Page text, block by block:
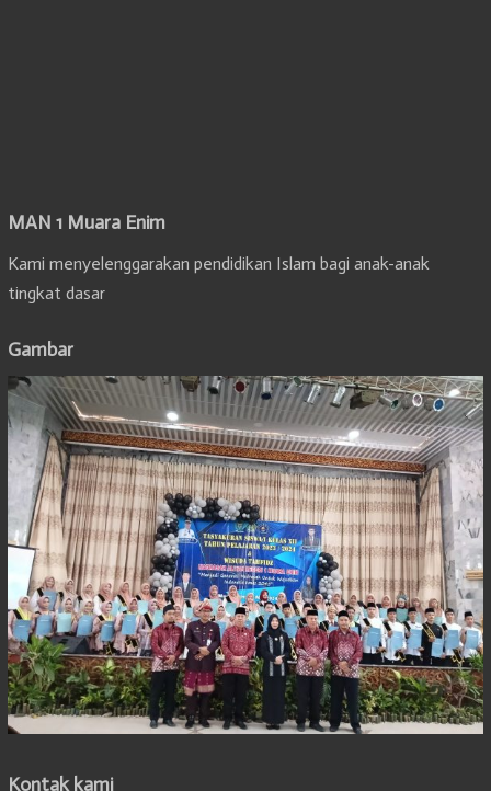
MAN 1 Muara Enim
Kami menyelenggarakan pendidikan Islam bagi anak-anak
tingkat dasar
Gambar
Kontak kami